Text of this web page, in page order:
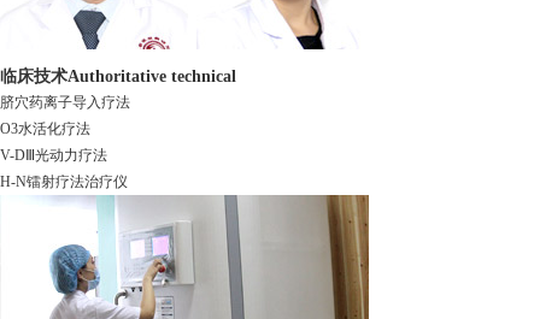
临床技术Authoritative technical
脐穴药离子导入疗法
O3水活化疗法
V-DⅢ光动力疗法
H-N镭射疗法治疗仪